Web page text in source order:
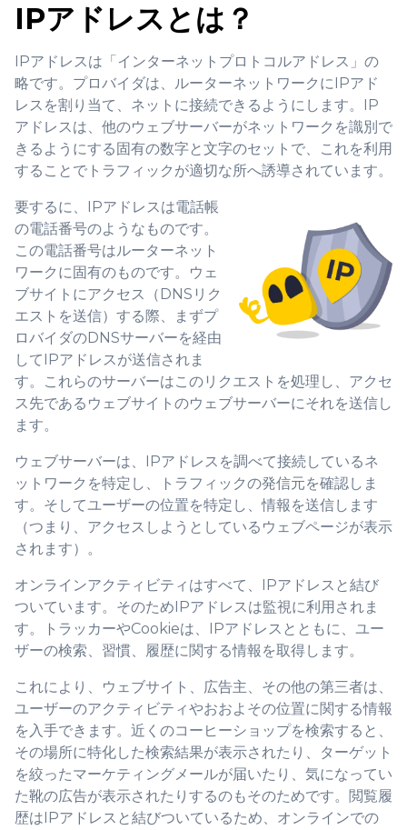
IPアドレスとは？
IPアドレスは「インターネットプロトコルアドレス」の
略です。プロバイダは、ルーターネットワークにIPアド
レスを割り当て、ネットに接続できるようにします。IP
アドレスは、他のウェブサーバーがネットワークを識別で
きるようにする固有の数字と文字のセットで、これを利用
することでトラフィックが適切な所へ誘導されています。
要するに、IPアドレスは電話帳
の電話番号のようなものです。
この電話番号はルーターネット
ワークに固有のものです。ウェ
ブサイトにアクセス（DNSリク
エストを送信）する際、まずプ
ロバイダのDNSサーバーを経由
してIPアドレスが送信されま
す。これらのサーバーはこのリクエストを処理し、アクセ
ス先であるウェブサイトのウェブサーバーにそれを送信し
ます。
ウェブサーバーは、IPアドレスを調べて接続しているネ
ットワークを特定し、トラフィックの発信元を確認しま
す。そしてユーザーの位置を特定し、情報を送信します
（つまり、アクセスしようとしているウェブページが表示
されます）。
オンラインアクティビティはすべて、IPアドレスと結び
ついています。そのためIPアドレスは監視に利用されま
す。トラッカーやCookieは、IPアドレスとともに、ユー
ザーの検索、習慣、履歴に関する情報を取得します。
これにより、ウェブサイト、広告主、その他の第三者は、
ユーザーのアクティビティやおおよその位置に関する情報
を入手できます。近くのコーヒーショップを検索すると、
その場所に特化した検索結果が表示されたり、ターゲット
を絞ったマーケティングメールが届いたり、気になってい
た靴の広告が表示されたりするのもそのためです。閲覧履
歴はIPアドレスと結びついているため、オンラインでの